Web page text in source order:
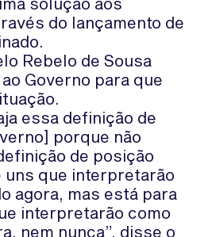
do lançamento de
Rebelo de Sousa
Governo para que
essa definição de
porque não
de posição
uns que interpretarão
agora, mas está para
interpretarão como
nem nunca”, disse o